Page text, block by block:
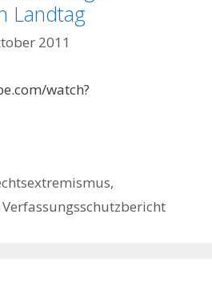
Landtag
2011
watch?
,
Verfassungsschutzbericht